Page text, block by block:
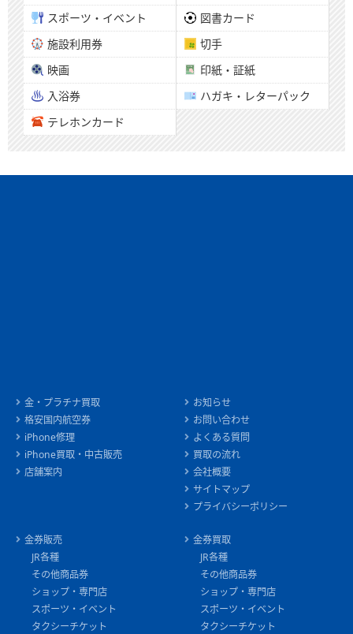
スポーツ・イベント
図書カード
施設利用券
切手
映画
印紙・証紙
入浴券
ハガキ・レターパック
テレホンカード
金・プラチナ買取
格安国内航空券
iPhone修理
iPhone買取・中古販売
店舗案内
お知らせ
お問い合わせ
よくある質問
買取の流れ
会社概要
サイトマップ
プライバシーポリシー
金券販売
JR各種
その他商品券
ショップ・専門店
スポーツ・イベント
タクシーチケット
金券買取
JR各種
その他商品券
ショップ・専門店
スポーツ・イベント
タクシーチケット